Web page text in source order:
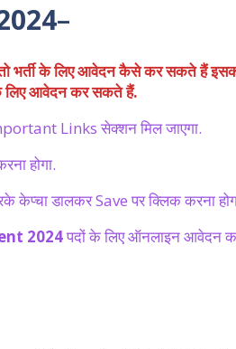
–
भर्ती के लिए आवेदन कैसे कर सकते हैं
के लिए आवेदन कर सकते हैं.
Links सेक्शन मिल जाएगा.
होगा.
डालकर Save पर क्लिक करना
2024पदों के लिए ऑनलाइन आवेदन